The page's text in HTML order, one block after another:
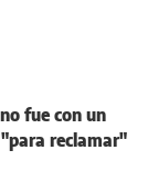
fue con un
reclamar"